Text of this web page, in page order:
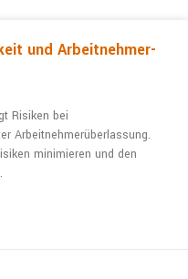
und Arbeitnehmer­
Risiken bei
Arbeitneh­mer­über­lassung.
minimieren und den